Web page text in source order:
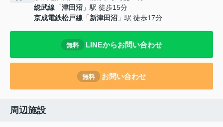
総武線 「津田沼 」駅 徒歩15分
京成電鉄松戸線 「新津田沼 」駅 徒歩17分
無料 LINEからお問い合わせ
無料 お問い合わせ
周辺施設